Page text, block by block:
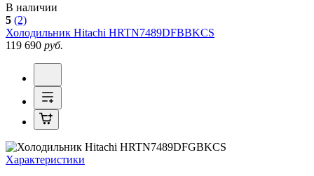
В наличии
5 (2)
Холодильник Hitachi HRTN7489DFBBKCS
119 690 руб.
Характеристики